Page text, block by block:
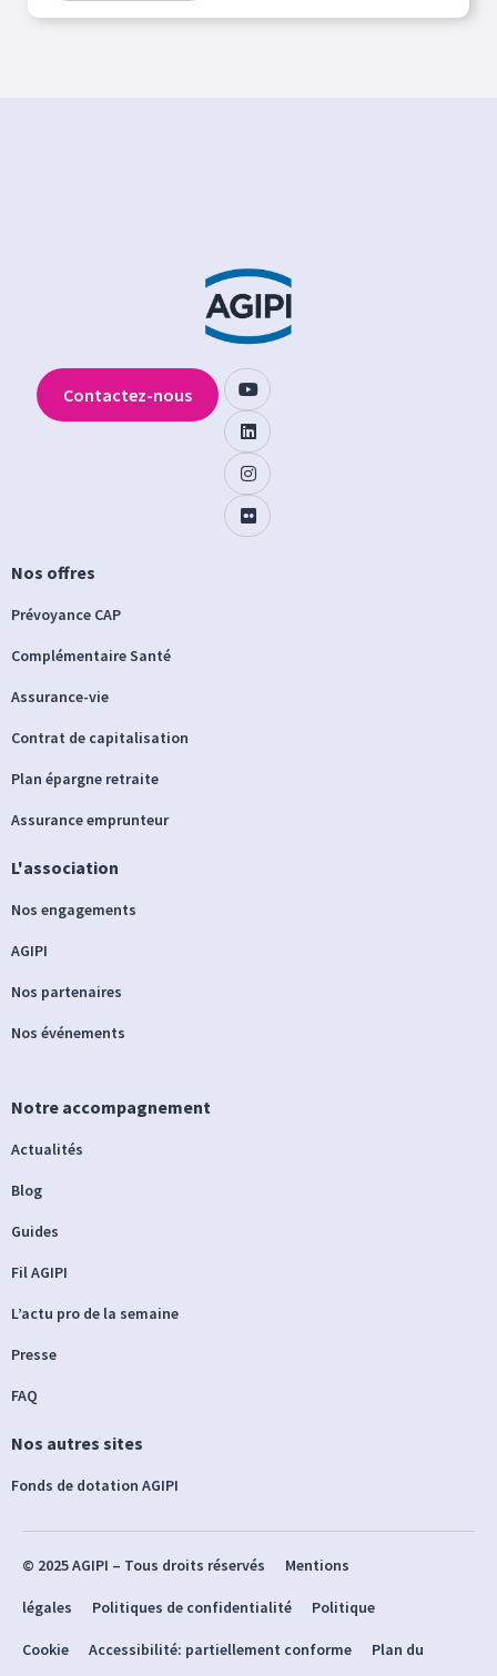
Nos offres
Prévoyance CAP
Complémentaire Santé
Assurance-vie
Contrat de capitalisation
Plan épargne retraite
Assurance emprunteur
L'association
Nos engagements
AGIPI
Nos partenaires
Nos événements
Notre accompagnement
Actualités
Blog
Guides
Fil AGIPI
L’actu pro de la semaine
Presse
FAQ
Nos autres sites
Fonds de dotation AGIPI
Contactez-nous
© 2025 AGIPI – Tous droits réservés Mentions
légales Politiques de confidentialité Politique
Cookie Accessibilité: partiellement conforme Plan du